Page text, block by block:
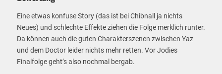
Eine etwas konfuse Story (das ist bei Chibnall ja nichts
Neues) und schlechte Effekte ziehen die Folge merklich runter.
Da können auch die guten Charakterszenen zwischen Yaz
und dem Doctor leider nichts mehr retten. Vor Jodies
Finalfolge geht’s also nochmal bergab.